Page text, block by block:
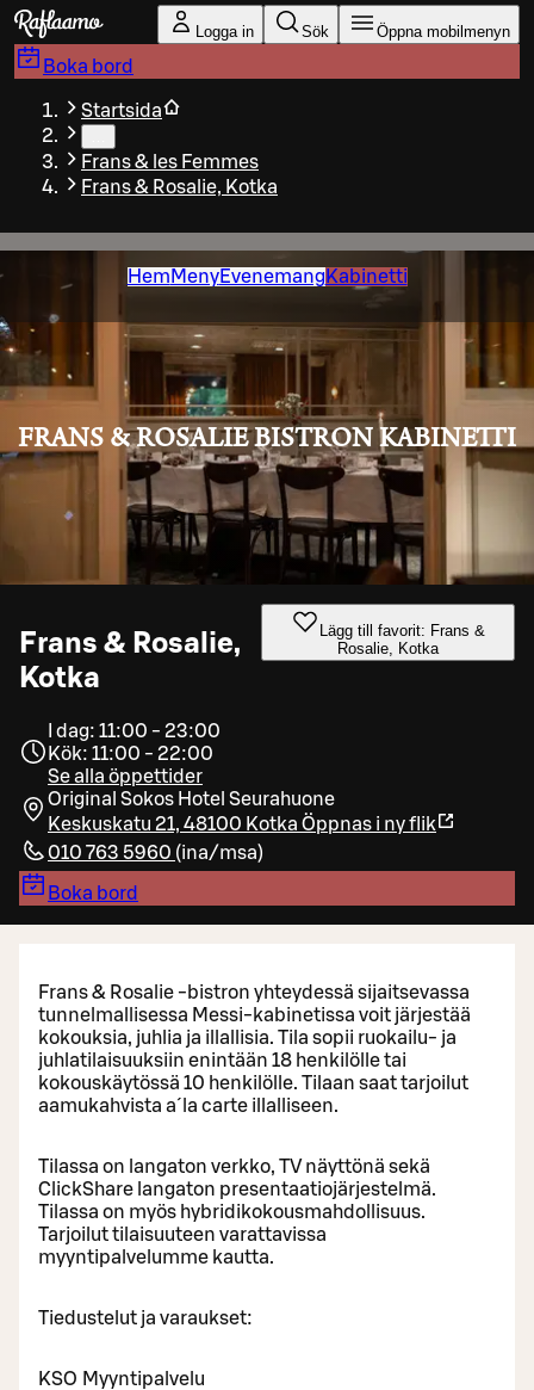
Gå till huvudinnehållet
Logga in Sök Öppna mobilmenyn
Boka bord
Startsida
Frans & les Femmes
Frans & Rosalie, Kotka
Hem MenyEvenemangKabinetti
FRANS & ROSALIE BISTRON KABINETTI
Frans & Rosalie,
Kotka
Lägg till favorit: Frans &
Rosalie, Kotka
I dag: 11:00 - 23:00
Kök: 11:00 - 22:00
Se alla öppettider
Original Sokos Hotel Seurahuone
Keskuskatu 21, 48100 Kotka Öppnas i ny flik
010 763 5960 (ina/msa)
Boka bord
Frans & Rosalie -bistron yhteydessä sijaitsevassa
tunnelmallisessa Messi-kabinetissa voit järjestää
kokouksia, juhlia ja illallisia. Tila sopii ruokailu- ja
juhlatilaisuuksiin enintään 18 henkilölle tai
kokouskäytössä 10 henkilölle. Tilaan saat tarjoilut
aamukahvista a´la carte illalliseen.
Tilassa on langaton verkko, TV näyttönä sekä
ClickShare langaton presentaatiojärjestelmä.
Tilassa on myös hybridikokousmahdollisuus.
Tarjoilut tilaisuuteen varattavissa
myyntipalvelumme kautta.
Tiedustelut ja varaukset:
KSO Myyntipalvelu